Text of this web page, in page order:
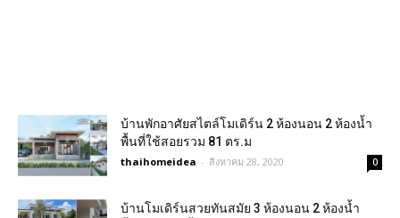
บ้านพักอาศัยสไตล์โมเดิร์น 2 ห้องนอน 2 ห้องน้ำ
พื้นที่ใช้สอยรวม 81 ตร.ม
thaihomeidea - สิงหาคม 28, 2020 0
บ้านโมเดิร์นสวยทันสมัย 3 ห้องนอน 2 ห้องน้ำ